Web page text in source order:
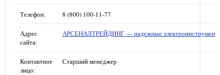
Телефон: 8 (800) 100-11-77
Адрес
сайта:
АРСЕНАЛТРЕЙДИНГ — надежные
Контактное
лицо:
Старший менеджер